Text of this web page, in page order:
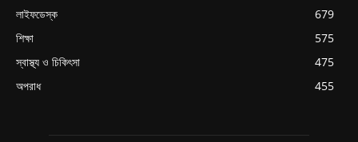
লাইফডেস্ক
679
শিক্ষা
575
স্বাস্থ্য ও চিকিৎসা
475
অপরাধ
455